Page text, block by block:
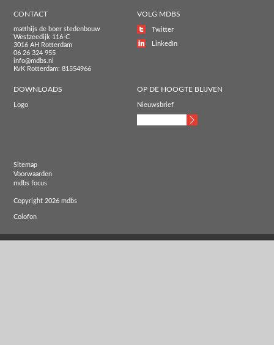
CONTACT
matthijs de boer stedenbouw
Westzeedijk 116-C
3016 AH Rotterdam
06 26 324 955
info@mdbs.nl
KvK Rotterdam: 81554966
VOLG MDBS
Twitter
LinkedIn
DOWNLOADS
Logo
OP DE HOOGTE BLIJVEN
Nieuwsbrief
Sitemap
Voorwaarden
mdbs focus
Copyright 2026 mdbs
Colofon